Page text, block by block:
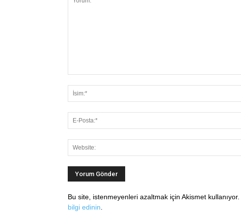
Bu site, istenmeyenleri azaltmak için Akismet kullanıyor.
bilgi edinin